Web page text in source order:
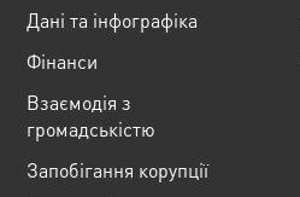
Дані та інфографіка
Фінанси
Взаємодія з
громадськістю
Запобігання корупції